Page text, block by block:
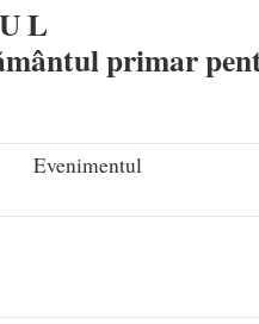
L
primar
Evenimentul